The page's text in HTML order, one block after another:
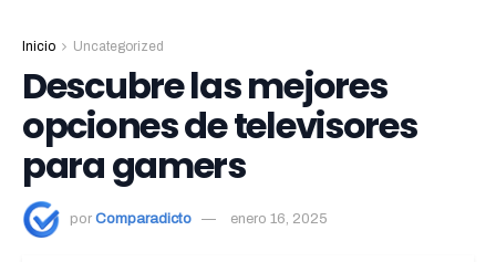
Inicio Uncategorized
Descubre las mejores
opciones de televisores
para gamers
por Comparadicto enero 16, 2025